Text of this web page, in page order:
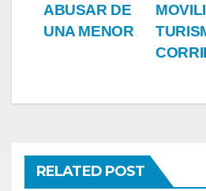
ABUSAR DE
UNA MENOR
RELATED POST